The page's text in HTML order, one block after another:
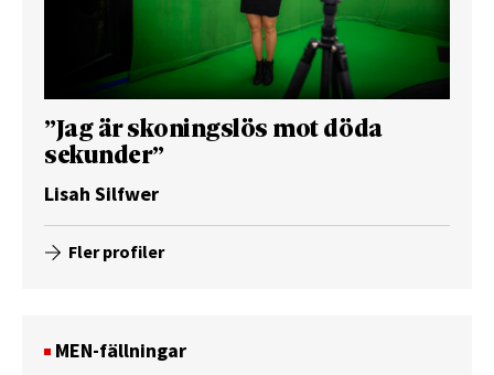
”Jag är skoningslös mot döda
sekunder”
Lisah Silfwer
Fler profiler
MEN-fällningar